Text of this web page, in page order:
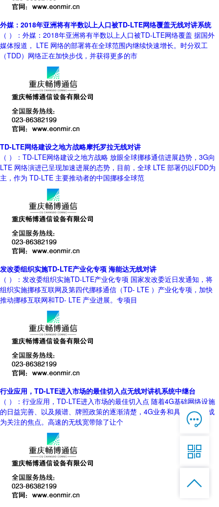
外媒：2018年亚洲将有半数以上人口被TD-LTE网络覆盖无线对讲系统
（ ）：外媒：2018年亚洲将有半数以上人口被TD-LTE网络覆盖 据国外
媒体报道， LTE 网络的部署将在全球范围内继续快速增长。时分双工
（TDD）网络正在加快步伐，并获得更多的市
TD-LTE网络建设之地方战略摩托罗拉无线对讲
（ ）：TD-LTE网络建设之地方战略 放眼全球挪移通信进展趋势，3G向
LTE 网络演进已呈现加速进展的态势，目前，全球 LTE 部署仍以FDD为
主，作为 TD-LTE 主要推动者的中国挪移全球范
发改委组织实施TD-LTE产业化专项 海能达无线对讲
（ ）：发改委组织实施TD-LTE产业化专项 国家发改委近日发通知，将
组织实施挪移互联网及第四代挪移通信（TD- LTE ）产业化专项，加快
推动挪移互联网和TD- LTE 产业进展。专项目
行业应用，TD-LTE进入市场的最佳切入点无线对讲机系统中继台
（ ）：行业应用，TD-LTE进入市场的最佳切入点 随着4G基础网络设施
的日益完善、以及频谱、牌照政策的逐渐清楚，4G业务和具体应用就成
为关注的焦点。高速的无线宽带除了让个


在线客服

服务热线

